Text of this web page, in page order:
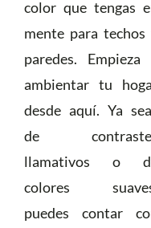
color que tengas
mente para techos
paredes. Empieza
ambientar tu
desde aquí. Ya
de
llamativos o
colores
puedes contar